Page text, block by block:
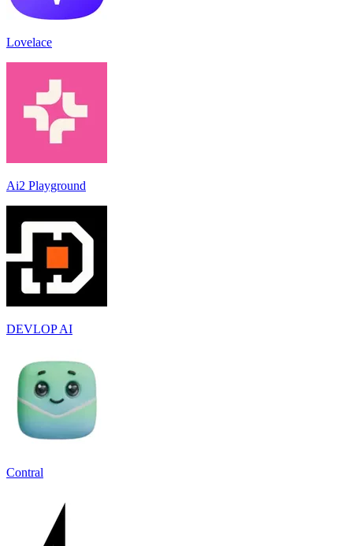
Lovelace
Ai2 Playground
DEVLOP AI
Contral